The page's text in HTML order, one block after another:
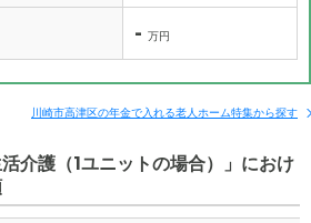
- 万円
川崎市高津区の年金で入れる老人ホーム特集から探す
活介護（1ユニットの場合）」におけ